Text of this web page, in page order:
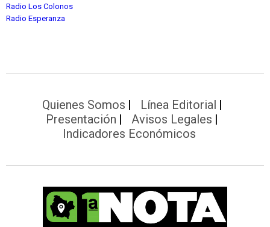
Radio Los Colonos
Radio Esperanza
Quienes Somos
Línea Editorial
Presentación
Avisos Legales
Indicadores Económicos